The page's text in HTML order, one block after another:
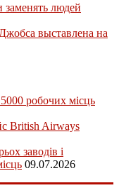
заменять людей
выставлена на
робочих місць
British Airways
заводів і
09.07.2026